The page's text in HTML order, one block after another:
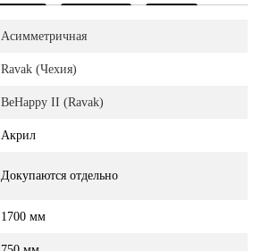
Асимметричная
Ravak (Чехия)
BeHappy II (Ravak)
Акрил
Докупаются отдельно
1700 мм